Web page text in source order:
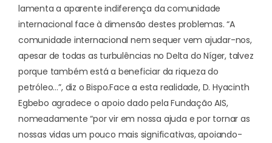
lamenta a aparente indiferença da comunidade
internacional face à dimensão destes problemas. “A
comunidade internacional nem sequer vem ajudar-nos,
apesar de todas as turbulências no Delta do Níger, talvez
porque também está a beneficiar da riqueza do
petróleo…”, diz o Bispo.Face a esta realidade, D. Hyacinth
Egbebo agradece o apoio dado pela Fundação AIS,
nomeadamente “por vir em nossa ajuda e por tornar as
nossas vidas um pouco mais significativas, apoiando-